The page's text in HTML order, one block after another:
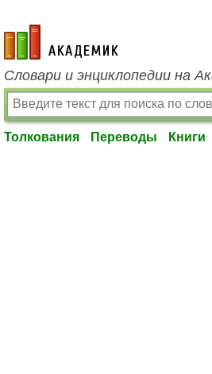
academic.ru
Словари и энциклопедии на
Толкования Переводы Книги